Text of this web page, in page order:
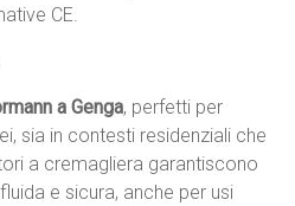
CE.
a Genga, perfetti per
sia in contesti residenziali che
a cremagliera garantiscono
e sicura, anche per usi